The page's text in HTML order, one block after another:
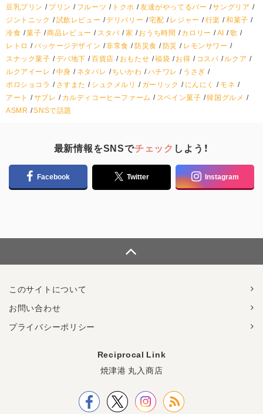
豆乳プリン
プリン フルーツ トクホ 友達がやってるバー
サングリア
ジントニック
試飲レビュー デリバリー 宅配 レジャー 行楽
和菓子
冷食 菓子 商品レビュー スタバ 家 おうち時間 カロリー AI
歌
レトロ
パッケージデザイン 非常食 防災食 防災
レモンサワー
スナック菓子
デパ地下 百貨店 おもたせ 福袋 お得 コスパ
ルクア
ルクアイーレ
中身 ネタバレ ちいかわ ハチワレ
うさぎ
ポロショコラ
さすまた シュクメルリ ガーリック にんにく
モネ
アート
サブレ カルディコーヒーファーム スペイン菓子 韓国グルメ
ASMR
SNSで話題
最新情報をSNSでチェック しよう！
Facebook Twitter Instagram
このサイトについて
お問い合わせ
プライバシーポリシー
Reciprocal Link
焼津港 丸入商店